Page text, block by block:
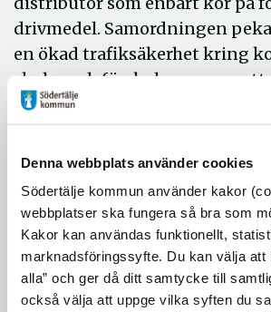
Denna webbplats använder cookies
Södertälje kommun använder kakor
webbplatser ska fungera så bra som
Kakor kan användas funktionellt,
marknadsföringssyfte. Du kan välja att
alla” och ger då ditt samtycke till
också välja att uppge vilka syften du
drivmedel. Samordningen
en ökad trafiksäkerhet kring
skolor och förskolor genom att
färre lastbilar än tidigare nu
verksamheterna.
– Det här visar att samverkan
kommunerna ger tydliga och
resultat, säger Maria Dahl
kommunikationschef på
kommun.
Södertörnskommunerna